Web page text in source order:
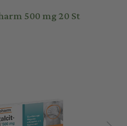
500 mg 20 St